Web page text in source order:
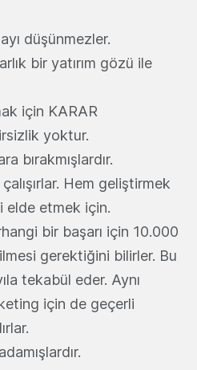
düşünmezler.
bir yatırım gözü ile
için KARAR
yoktur.
bırakmışlardır.
Hem geliştirmek
elde etmek için.
bir başarı için 10.000
gerektiğini bilirler. Bu
tekabül eder. Aynı
için de geçerli